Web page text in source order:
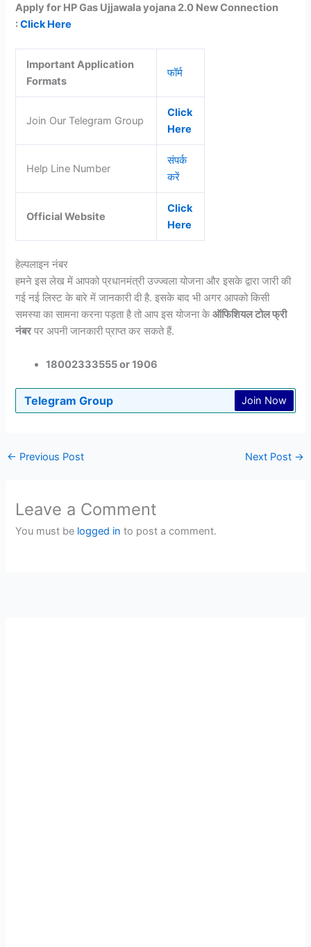
Apply for HP Gas Ujjawala yojana 2.0 New Connection
:Click Here
Important Application
Formats
फॉर्म
Join Our Telegram Group
Click
Here
Help Line Number
संपर्क
करें
Official Website
Click
Here
हेल्पलाइन नंबर
हमने इस लेख में आपको प्रधानमंत्री उज्ज्वला योजना और इसके द्वारा जारी की
गई नई लिस्ट के बारे में जानकारी दी है. इसके बाद भी अगर आपको किसी
समस्या का सामना करना पड़ता है तो आप इस योजना केऑफिशियल टोल फ्री
नंबरपर अपनी जानकारी प्राप्त कर सकते हैं.
18002333555 or 1906
Telegram Group Join Now
← Previous Post Next Post →
Leave a Comment
You must be logged in to post a comment.